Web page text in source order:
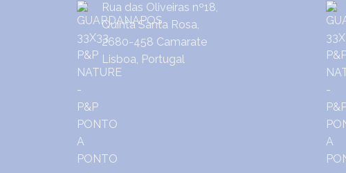
Rua das Oliveiras nº18,
Quinta Santa Rosa,
2680-458 Camarate
Lisboa, Portugal